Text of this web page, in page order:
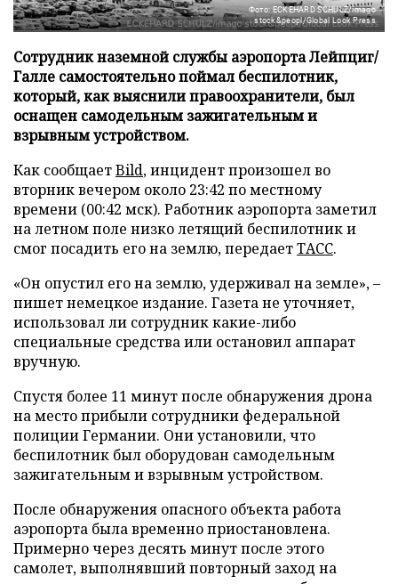
Фото: ECKEHARD SCHULZ/imago
stock&peopl/Global Look Press
Сотрудник наземной службы аэропорта Лейпциг/
Галле самостоятельно поймал беспилотник,
который, как выяснили правоохранители, был
оснащен самодельным зажигательным и
взрывным устройством.
Как сообщаетBild, инцидент произошел во
вторник вечером около 23:42 по местному
времени (00:42 мск). Работник аэропорта заметил
на летном поле низко летящий беспилотник и
смог посадить его на землю, передаетТАСС.
«Он опустил его на землю, удерживал на земле», –
пишет немецкое издание. Газета не уточняет,
использовал ли сотрудник какие-либо
специальные средства или остановил аппарат
вручную.
Спустя более 11 минут после обнаружения дрона
на место прибыли сотрудники федеральной
полиции Германии. Они установили, что
беспилотник был оборудован самодельным
зажигательным и взрывным устройством.
После обнаружения опасного объекта работа
аэропорта была временно приостановлена.
Примерно через десять минут после этого
самолет, выполнявший повторный заход на